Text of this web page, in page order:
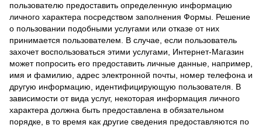
пользователю предоставить определенную информацию
личного характера посредством заполнения Формы. Решение
о пользовании подобными услугами или отказе от них
принимается пользователем. В случае, если пользователь
захочет воспользоваться этими услугами, Интернет-Магазин
может попросить его предоставить личные данные, например,
имя и фамилию, адрес электронной почты, номер телефона и
другую информацию, идентифицирующую пользователя. В
зависимости от вида услуг, некоторая информация личного
характера должна быть предоставлена в обязательном
порядке, в то время как другие сведения предоставляются по